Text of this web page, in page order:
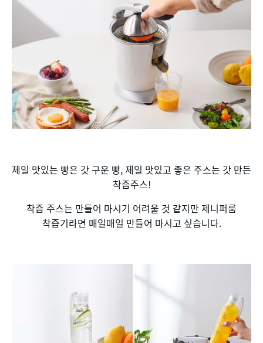
제일 맛있는 빵은 갓 구운 빵, 제일 맛있고 좋은 주스는 갓 만든
착즙주스!
착즙 주스는 만들어 마시기 어려울 것 같지만 제니퍼룸
착즙기라면 매일매일 만들어 마시고 싶습니다.